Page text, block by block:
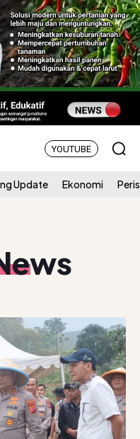
YOUTUBE
Update Ekonomi